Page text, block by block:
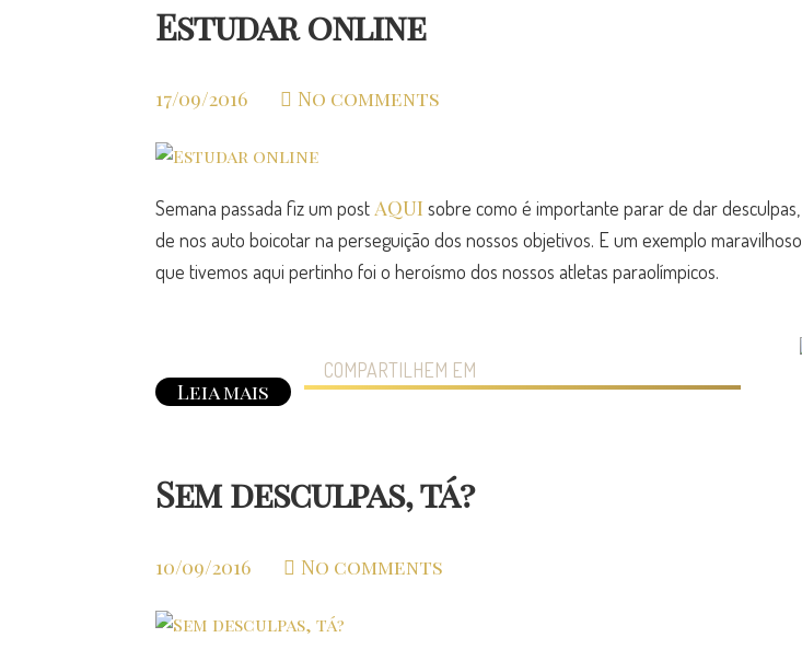
Estudar online
17/09/2016 No comments
Semana passada fiz um postAQUI sobre como é importante parar de dar desculpas,
de nos auto boicotar na perseguição dos nossos objetivos. E um exemplo maravilhoso
que tivemos aqui pertinho foi o heroísmo dos nossos atletas paraolímpicos.
Leia mais
COMPARTILHEM EM
Sem desculpas, tá?
10/09/2016 No comments